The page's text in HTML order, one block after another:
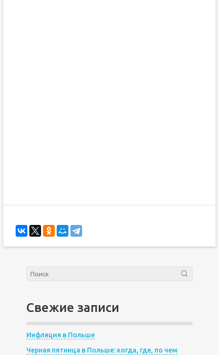
Свежие записи
Инфляция в Польше
Черная пятница в Польше: когда, где, по чем